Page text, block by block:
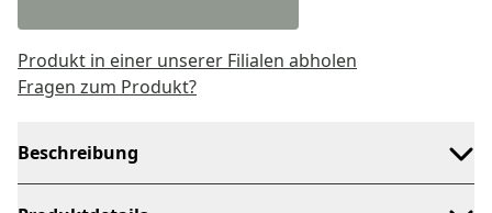
Produkt in einer unserer Filialen abholen
Fragen zum Produkt?
Beschreibung